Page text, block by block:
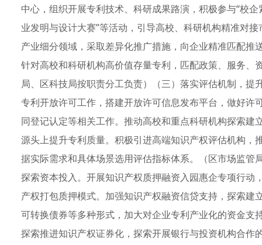
中心，组织开展专利技术、科研成果路演，积极参与“校
业发明与设计大赛”等活动，引导高校、科研机构精准对
产业细分领域，采取差异化推广措施，向企业精准匹配
针对高校和科研机构高价值存量专利，匹配政策、服务
局、区科技局按职责分工负责）（三）落实评估机制，
专利开放许可工作，搭建开放许可信息发布平台，做好
同登记认定等相关工作。推动高校和重点科研机构探索
源头上提升专利质量。积极引进高端知识产权评估机构
据实际需求和具体场景选用评估指标体系。（区市场监
探索资本投入。开展知识产权质押融资入园惠企专项行
产权打包质押模式。加强知识产权融资信贷支持，探索
可转换债券等多种形式，加大对企业专利产业化的资金
探索推进知识产权证券化，探索开展银行与投资机构合作